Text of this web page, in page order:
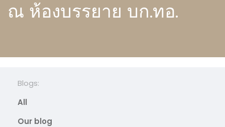
ณ ห้องบรรยาย บก.ทอ.
Blogs:
All
Our blog